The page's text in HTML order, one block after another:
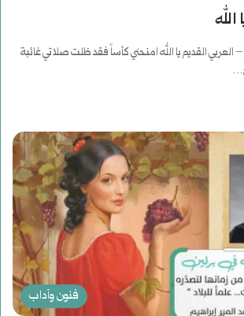
العربي القديم يا الله امنحني كأساً فقد ظلت صلاتي غائبة
فنون وآداب